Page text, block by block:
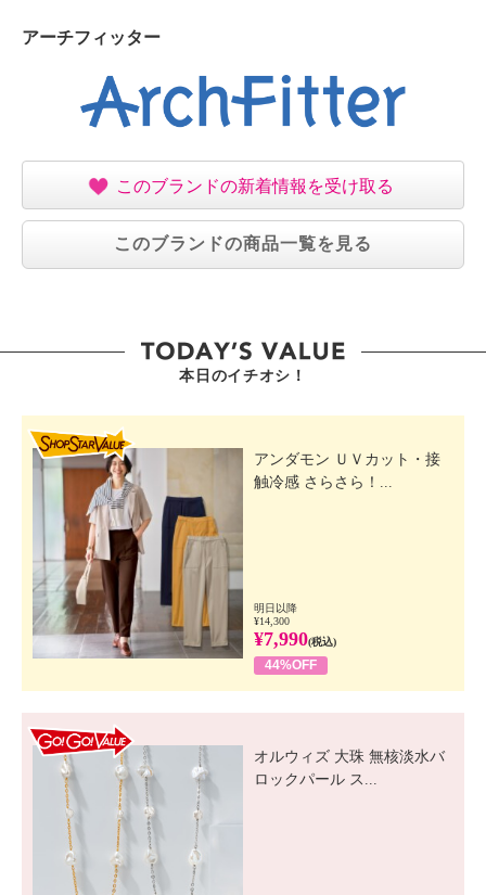
アーチフィッター
このブランドの新着情報を受け取る
このブランドの商品一覧を見る
本日のイチオシ！
アンダモン ＵＶカット・接
触冷感 さらさら！...
明日以降
¥14,300
¥7,990(税込)
44%OFF
オルウィズ 大珠 無核淡水バ
ロックパール ス...